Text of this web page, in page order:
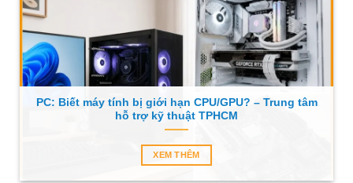
PC: Biết máy tính bị giới hạn CPU/GPU? – Trung tâm
hỗ trợ kỹ thuật TPHCM
XEM THÊM